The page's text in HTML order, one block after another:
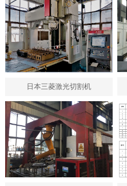
日本三菱激光切割机
日本三
菱激光
切割机